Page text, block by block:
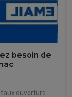
besoin de
ouverture